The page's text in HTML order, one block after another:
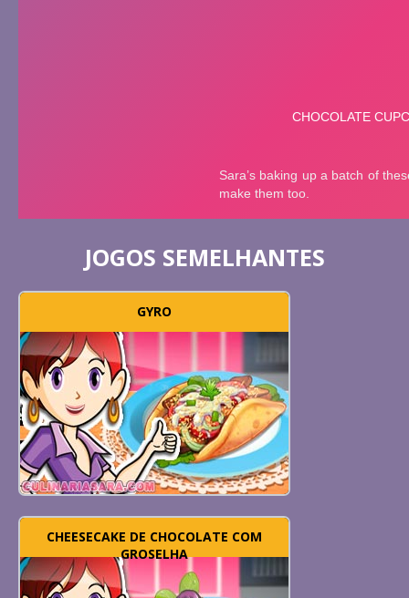
JOGOS SEMELHANTES
GYRO
CHEESECAKE DE CHOCOLATE COM
GROSELHA